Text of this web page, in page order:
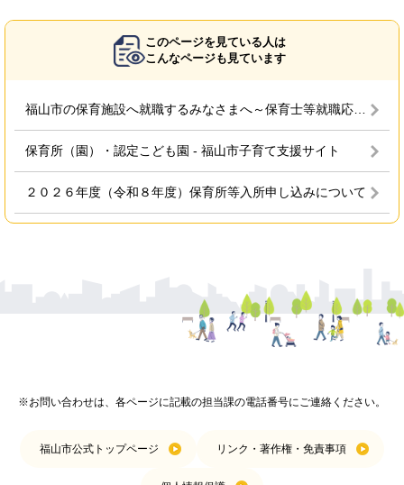
このページを見ている人は
こんなページも見ています
保育所（園）・認定こども園 - 福山市子育て支援サイト
２０２６年度（令和８年度）保育所等入所申し込みについて
※お問い合わせは、各ページに記載の担当課の電話番号にご連絡ください。
福山市公式トップページ リンク・著作権・免責事項